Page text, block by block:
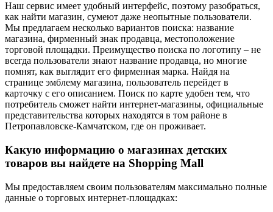
Наш сервис имеет удобный интерфейс, поэтому разобраться,
как найти магазин, сумеют даже неопытные пользователи.
Мы предлагаем несколько вариантов поиска: название
магазина, фирменный знак продавца, местоположение
торговой площадки. Преимущество поиска по логотипу – не
всегда пользователи знают название продавца, но многие
помнят, как выглядит его фирменная марка. Найдя на
странице эмблему магазина, пользователь перейдет в
карточку с его описанием. Поиск по карте удобен тем, что
потребитель сможет найти интернет-магазины, официальные
представительства которых находятся в том районе в
Петропавловске-Камчатском, где он проживает.
Какую информацию о магазинах детских
товаров вы найдете на Shopping Mall
Мы предоставляем своим пользователям максимально полные
данные о торговых интернет-площадках: